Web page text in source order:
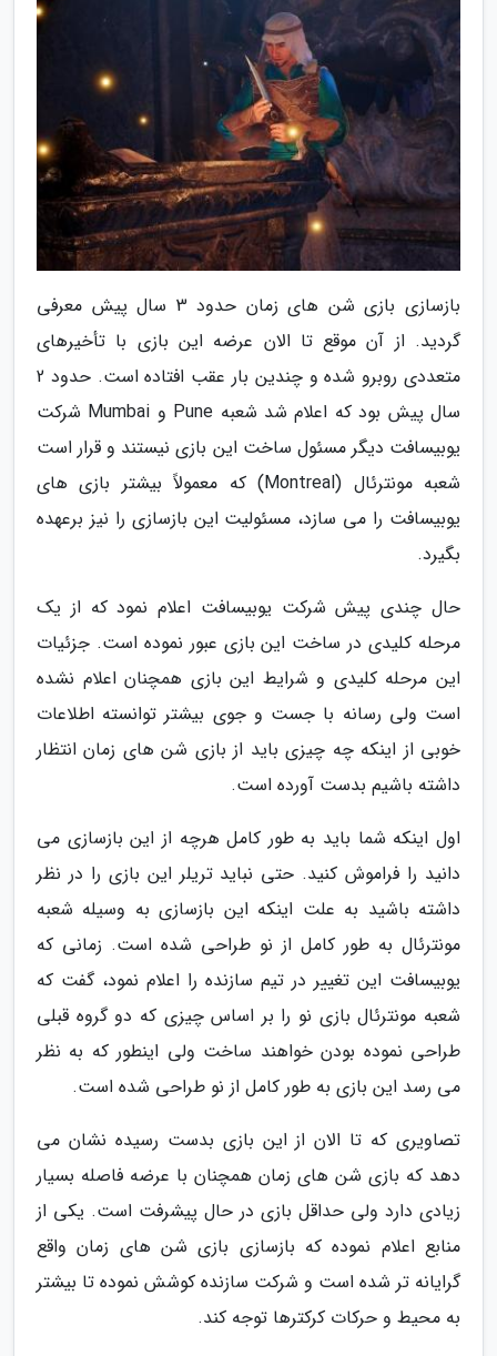
بازسازی بازی شن های زمان حدود 3 سال پیش معرفی
گردید. از آن موقع تا الان عرضه این بازی با تأخیرهای
متعددی روبرو شده و چندین بار عقب افتاده است. حدود 2
سال پیش بود که اعلام شد شعبه Pune و Mumbai شرکت
یوبیسافت دیگر مسئول ساخت این بازی نیستند و قرار است
شعبه مونترئال (Montreal) که معمولاً بیشتر بازی های
یوبیسافت را می سازد، مسئولیت این بازسازی را نیز برعهده
بگیرد.
حال چندی پیش شرکت یوبیسافت اعلام نمود که از یک
مرحله کلیدی در ساخت این بازی عبور نموده است. جزئیات
این مرحله کلیدی و شرایط این بازی همچنان اعلام نشده
است ولی رسانه با جست و جوی بیشتر توانسته اطلاعات
خوبی از اینکه چه چیزی باید از بازی شن های زمان انتظار
داشته باشیم بدست آورده است.
اول اینکه شما باید به طور کامل هرچه از این بازسازی می
دانید را فراموش کنید. حتی نباید تریلر این بازی را در نظر
داشته باشید به علت اینکه این بازسازی به وسیله شعبه
مونترئال به طور کامل از نو طراحی شده است. زمانی که
یوبیسافت این تغییر در تیم سازنده را اعلام نمود، گفت که
شعبه مونترئال بازی نو را بر اساس چیزی که دو گروه قبلی
طراحی نموده بودن خواهند ساخت ولی اینطور که به نظر
می رسد این بازی به طور کامل از نو طراحی شده است.
تصاویری که تا الان از این بازی بدست رسیده نشان می
دهد که بازی شن های زمان همچنان با عرضه فاصله بسیار
زیادی دارد ولی حداقل بازی در حال پیشرفت است. یکی از
منابع اعلام نموده که بازسازی بازی شن های زمان واقع
گرایانه تر شده است و شرکت سازنده کوشش نموده تا بیشتر
به محیط و حرکات کرکترها توجه کند.